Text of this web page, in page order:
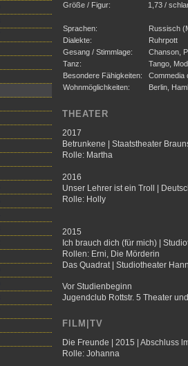
Größe / Figur:
1,73 /
Sprachen:
Russisch
Dialekte:
Ruhrpott
Gesang / Stimmlage:
Chanson,
Tanz:
Tango,
Besondere Fähigkeiten:
Commedia
Wohnmöglichkeiten:
Berlin,
THEATER
2017
Betrunkene | Staatstheater
Rolle: Martha
2016
Unser Lehrer ist ein Troll |
Rolle: Holly
2015
Ich brauch dich (für mich) |
Rollen: Erni, Die Mörderin
Das Quadrat | Studiotheater
Vor Studienbeginn
Jugendclub Rottstr. 5 Theater
FILM|TV
Die Freunde | 2015 | Abschluss
Rolle: Johanna